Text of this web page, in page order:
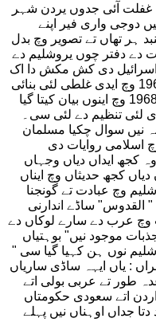
غفلت آئی جدوں یردن شہر
دوجی واری فیر اپنے
ہر تھاں تے تصویر وچ بدل
دے دفتر چوں یروشلیم دے
دی کش مکش دا اک
جذباتی موضوع بن گیا۔ ( پی ایل او) 1964 وچ ایدی غلطی لئی بنائی
گئی خاص طور تے یروشلیم دے ذریعے 1968 وچ اینوں بیان کیتا گیا
لئی تنظیم دے لئی سی۔
نیں سوال چکیا مسلمان
اسلامی روایات دی
کجھ ایداں دیاں وجہاں
کجھ حدیثاں وچ ایناں
وچ عبادت تے گونجنا
القدوس" ساڈے اندارنی
وچ عرب دے سارے لوکاں دے
موجود نیں" بوہتیاں
نوں ہن کہیا گیا سی "
: یاں ایہہ ساڈی ساریاں
طور تے عربی بولی اتے
اتے سعودی حکومتاں
جداں اوہناں نیں پہلے